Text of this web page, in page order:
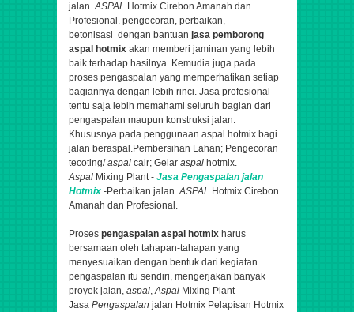
jalan.ASPAL Hotmix Cirebon Amanah dan
Profesional. pengecoran, perbaikan,
betonisasi dengan bantuan jasa pemborong
aspal hotmix akan memberi jaminan yang lebih
baik terhadap hasilnya. Kemudia juga pada
proses pengaspalan yang memperhatikan setiap
bagiannya dengan lebih rinci. Jasa profesional
tentu saja lebih memahami seluruh bagian dari
pengaspalan maupun konstruksi jalan.
Khususnya pada penggunaan aspal hotmix bagi
jalan beraspal.Pembersihan Lahan; Pengecoran
tecoting/aspal cair; Gelar aspal hotmix.
Aspal Mixing Plant - Jasa Pengaspalan jalan
Hotmix -Perbaikan jalan.ASPAL Hotmix Cirebon
Amanah dan Profesional.
Proses pengaspalan aspal hotmix harus
bersamaan oleh tahapan-tahapan yang
menyesuaikan dengan bentuk dari kegiatan
pengaspalan itu sendiri, mengerjakan banyak
proyek jalan, aspal,Aspal Mixing Plant -
Jasa Pengaspalan jalan Hotmix Pelapisan Hotmix